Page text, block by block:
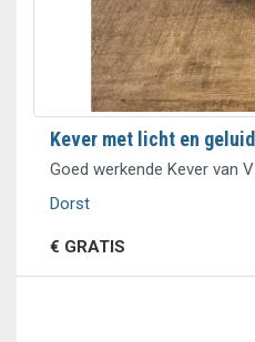
Kever met licht en geluid
Goed werkende Kever van
Dorst
€ GRATIS